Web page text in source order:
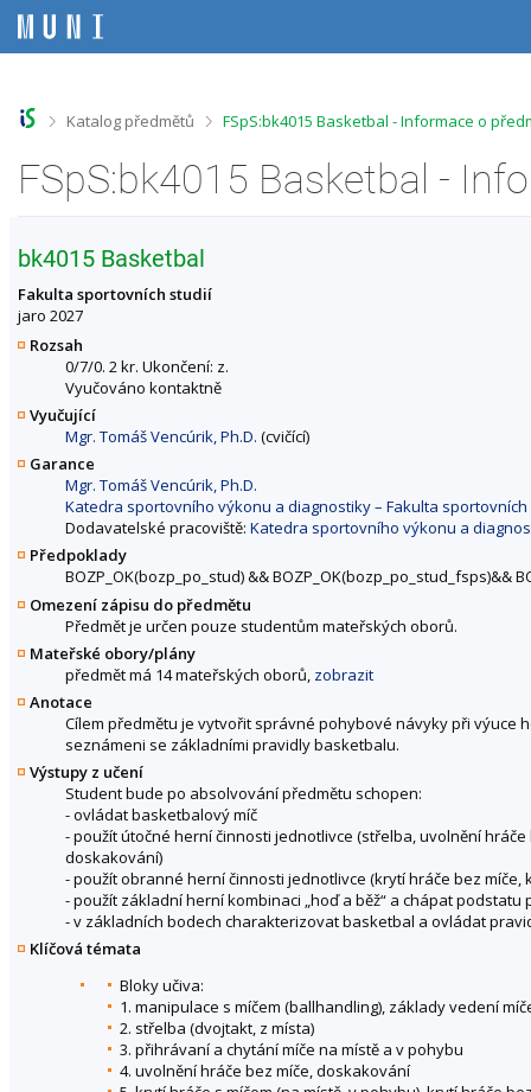
e
e
e
e
>Katalog předmětů >
FSpS:bk4015 Basketbal - Informace o
FSpS:bk4015 Basketbal -
bk4015 Basketbal
Fakulta sportovních studií
jaro 2027
Rozsah
0/7/0. 2 kr. Ukončení: z.
Vyučováno kontaktně
Vyučující
Mgr. Tomáš Vencúrik, Ph.D. (cvičící)
Garance
Mgr. Tomáš Vencúrik, Ph.D.
Katedra sportovního výkonu a diagnostiky – Fakulta
Dodavatelské pracoviště: Katedra sportovního výkonu a
Předpoklady
BOZP_OK(bozp_po_stud)&&BOZP_OK(bozp_po_stud_fsps)&&
Omezení zápisu do předmětu
Předmět je určen pouze studentům mateřských oborů.
Mateřské obory/plány
předmět má 14 mateřských oborů, zobrazit
Anotace
Cílem předmětu je vytvořit správné pohybové návyky při výuce
seznámeni se základními pravidly basketbalu.
Výstupy z učení
Student bude po absolvování předmětu schopen:
- ovládat basketbalový míč
- použít útočné herní činnosti jednotlivce (střelba, uvolnění
doskakování)
- použít obranné herní činnosti jednotlivce (krytí hráče bez
- použít základní herní kombinaci „hoď a běž“ a chápat podstatu
- v základních bodech charakterizovat basketbal a ovládat
Klíčová témata
Bloky učiva:
1. manipulace s míčem (ballhandling), základy vedení
2. střelba (dvojtakt, z místa)
3. přihrávaní a chytání míče na místě a v pohybu
4. uvolnění hráče bez míče, doskakování